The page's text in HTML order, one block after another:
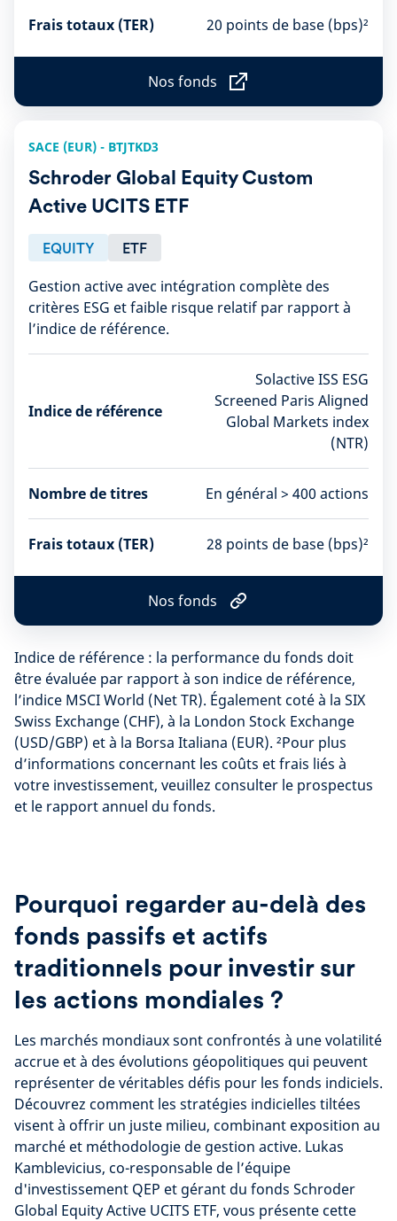
Frais totaux (TER) 20 points de base (bps)²
Nos fonds
N
o
d
SACE (EUR) - BTJTKD3
Schroder Global Equity Custom
Active UCITS ETF
EQUITY ETF
Gestion active avec intégration complète des
critères ESG et faible risque relatif par rapport à
l’indice de référence.
Indice de référence
Solactive ISS ESG
Screened Paris Aligned
Global Markets index
(NTR)​
Nombre de titres En général > 400 actions
Frais totaux (TER) 28 points de base (bps)²
Nos fonds
N
o
f
n
d
s
Indice de référence : la performance du fonds doit
être évaluée par rapport à son indice de référence,
l’indice MSCI World (Net TR). Également coté à la SIX
Swiss Exchange (CHF), à la London Stock Exchange
(USD/GBP) et à la Borsa Italiana (EUR). ²Pour plus
d’informations concernant les coûts et frais liés à
votre investissement, veuillez consulter le prospectus
et le rapport annuel du fonds.
Pourquoi regarder au-delà des
fonds passifs et actifs
traditionnels pour investir sur
les actions mondiales ?
Les marchés mondiaux sont confrontés à une volatilité
accrue et à des évolutions géopolitiques qui peuvent
représenter de véritables défis pour les fonds indiciels.
Découvrez comment les stratégies indicielles tiltées
visent à offrir un juste milieu, combinant exposition au
marché et méthodologie de gestion active. Lukas
Kamblevicius, co-responsable de l’équipe
d'investissement QEP et gérant du fonds Schroder
Global Equity Active UCITS ETF, vous présente cette